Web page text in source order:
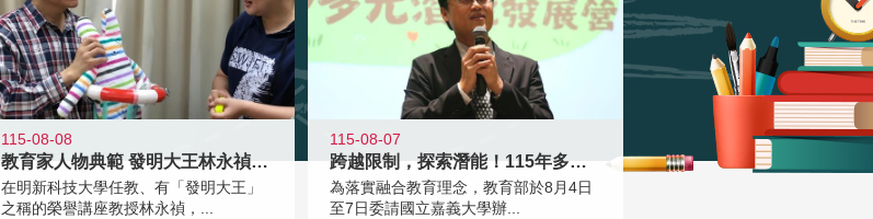
115-08-08
教育家人物典範 發明大王林永禎教授
在明新科技大學任教、有「發明大王」
之稱的榮譽講座教授林永禎，...
115-08-07
跨越限制，探索潛能！115年多元潛
為落實融合教育理念，教育部於8月4日
至7日委請國立嘉義大學辦...